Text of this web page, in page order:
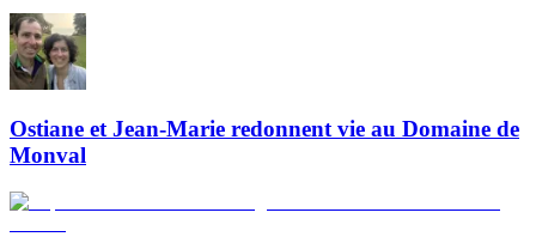
Ostiane et Jean-Marie redonnent vie au Domaine de
Monval